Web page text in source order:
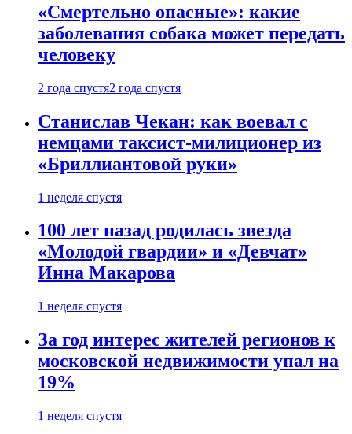
«Смертельно опасные»: какие
заболевания собака может передать
человеку
2 года спустя2 года спустя
Станислав Чекан: как воевал с
немцами таксист-милиционер из
«Бриллиантовой руки»
1 неделя спустя
100 лет назад родилась звезда
«Молодой гвардии» и «Девчат»
Инна Макарова
1 неделя спустя
За год интерес жителей регионов к
московской недвижимости упал на
19%
1 неделя спустя